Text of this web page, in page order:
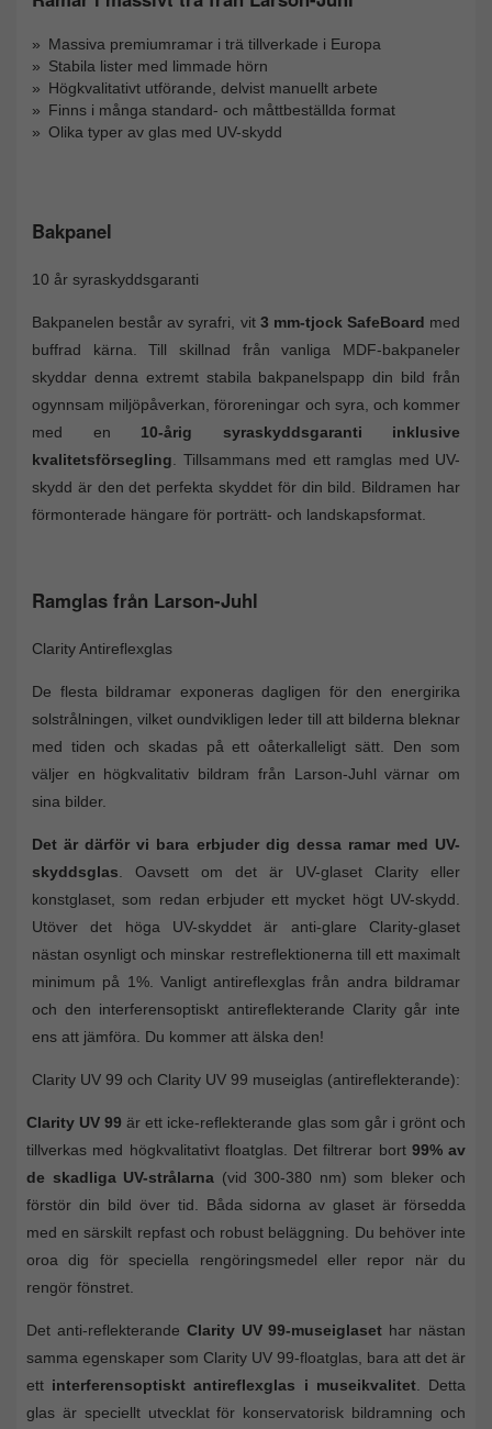
Massiva premiumramar i trä tillverkade i Europa
Stabila lister med limmade hörn
Högkvalitativt utförande, delvist manuellt arbete
Finns i många standard- och måttbeställda format
Olika typer av glas med UV-skydd
Bakpanel
10 år syraskyddsgaranti
Bakpanelen består av syrafri, vit3 mm-tjock SafeBoard med
buffrad kärna. Till skillnad från vanliga MDF-bakpaneler
skyddar denna extremt stabila bakpanelspapp din bild från
ogynnsam miljöpåverkan, föroreningar och syra, och kommer
med en 10-årig syraskyddsgaranti inklusive
kvalitetsförsegling . Tillsammans med ett ramglas med UV-
skydd är den det perfekta skyddet för din bild. Bildramen har
förmonterade hängare för porträtt- och landskapsformat.
Ramglas från Larson-Juhl
Clarity Antireflexglas
De flesta bildramar exponeras dagligen för den energirika
solstrålningen, vilket oundvikligen leder till att bilderna bleknar
med tiden och skadas på ett oåterkalleligt sätt. Den som
väljer en högkvalitativ bildram från Larson-Juhl värnar om
sina bilder.
Det är därför vi bara erbjuder dig dessa ramar med UV-
skyddsglas . Oavsett om det är UV-glaset Clarity eller
konstglaset, som redan erbjuder ett mycket högt UV-skydd.
Utöver det höga UV-skyddet är anti-glare Clarity-glaset
nästan osynligt och minskar restreflektionerna till ett maximalt
minimum på 1%. Vanligt antireflexglas från andra bildramar
och den interferensoptiskt antireflekterande Clarity går inte
ens att jämföra. Du kommer att älska den!
Clarity UV 99 och Clarity UV 99 museiglas (antireflekterande):
Clarity UV 99 är ett icke-reflekterande glas som går i grönt och
tillverkas med högkvalitativt floatglas. Det filtrerar bort 99% av
de skadliga UV-strålarna (vid 300-380 nm) som bleker och
förstör din bild över tid. Båda sidorna av glaset är försedda
med en särskilt repfast och robust beläggning. Du behöver inte
oroa dig för speciella rengöringsmedel eller repor när du
rengör fönstret.
Det anti-reflekterande Clarity UV 99-museiglaset har nästan
samma egenskaper som Clarity UV 99-floatglas, bara att det är
ett interferensoptiskt antireflexglas i museikvalitet. Detta
glas är speciellt utvecklat för konservatorisk bildramning och